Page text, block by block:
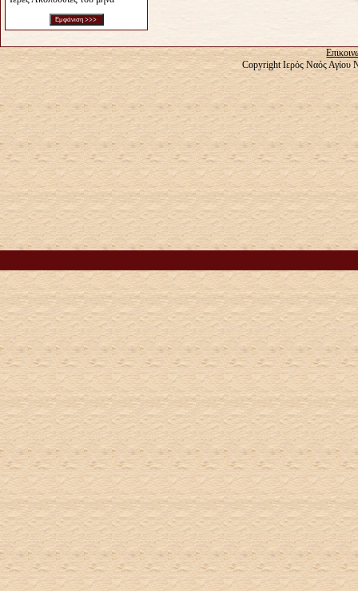
Copyright Ιερός Ναός Αγίου